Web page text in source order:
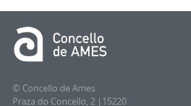
© Concello de Ames
Praza do Concello, 2 |15220